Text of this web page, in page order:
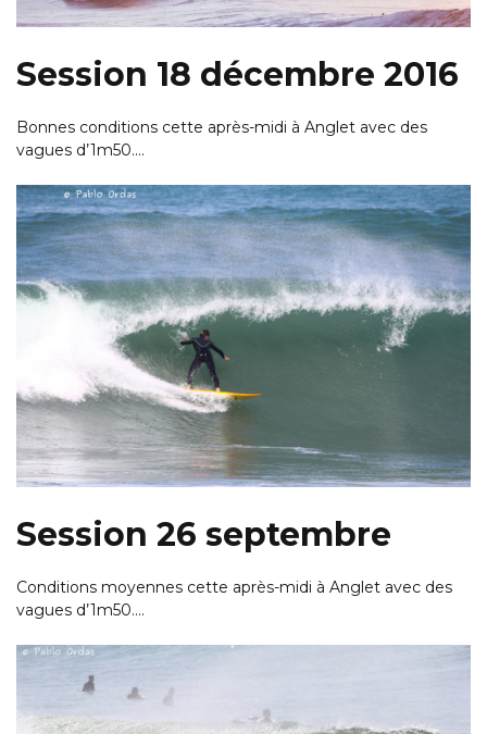
Session 18 décembre 2016
Bonnes conditions cette après-midi à Anglet avec des
vagues d’1m50.…
Session 26 septembre
Conditions moyennes cette après-midi à Anglet avec des
vagues d’1m50.…